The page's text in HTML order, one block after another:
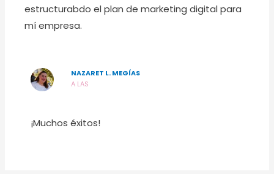
estructurabdo el plan de marketing digital para
mí empresa.
NAZARET L. MEGÍAS
A LAS
¡Muchos éxitos!